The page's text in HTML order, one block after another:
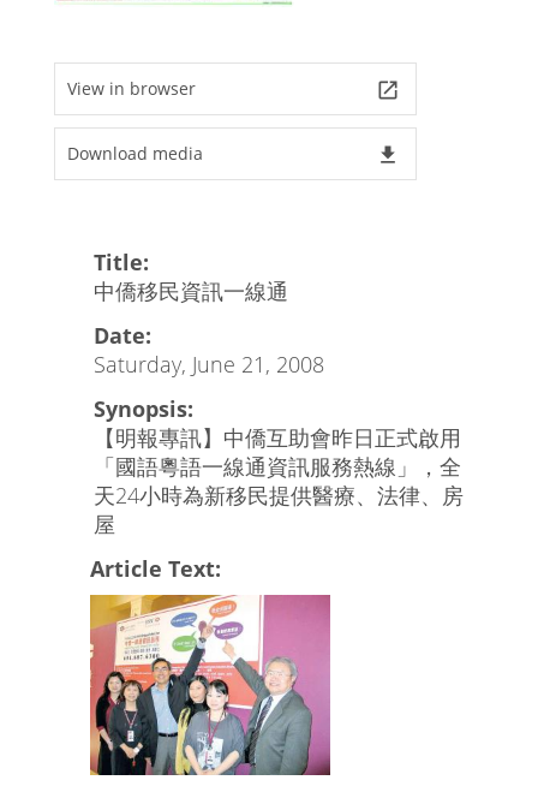
View in browser launch
Download media file_download
Title:
中僑移民資訊一線通
Date:
Saturday, June 21, 2008
Synopsis:
【明報專訊】中僑互助會昨日正式啟用
「國語粵語一線通資訊服務熱線」，全
天24小時為新移民提供醫療、法律、房
屋
Article Text: